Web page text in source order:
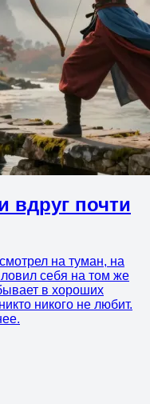
вдруг почти
на туман, на
себя на том же
в хороших
никого не любит.